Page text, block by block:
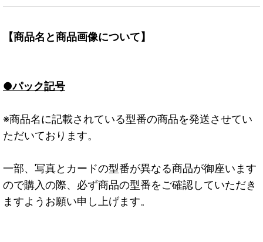
【商品名と商品画像について】
●パック記号
※商品名に記載されている型番の商品を発送させてい
ただいております。
一部、写真とカードの型番が異なる商品が御座います
ので購入の際、必ず商品の型番をご確認していただき
ますようお願い申し上げます。